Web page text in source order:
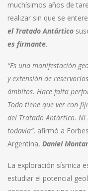
muchísimos años de
realizar sin que se
el Tratado Antártico
es firmante.
“Es una manifestación
y extensión de
ámbitos. Hace falta
Todo tiene que ver con
del Tratado Antártico. Ni
todavía”, afirmó a
Argentina, Daniel
La exploración sísmica
estudiar el potencial